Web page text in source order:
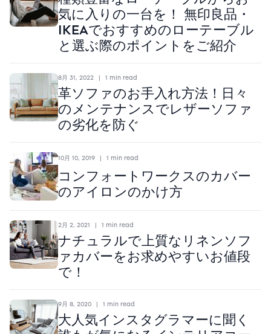
気に入りの一台を！ 無印良品・
IKEAでおすすめのローテーブル
と選ぶ際のポイントをご紹介
8月 31, 2022 | 1 min read
革ソファのお手入れ方法！日々
のメンテナンスでレザーソファ
の劣化を防ぐ
10月 10, 2019 | 1 min read
コンフォートワークスのカバー
のアイロンのかけ方
2月 2, 2021 | 1 min read
ナチュラルで上質なリネンソフ
ァカバーをお求めやすいお値段
で！
9月 8, 2020 | 1 min read
大人気インスタグラマーに聞く